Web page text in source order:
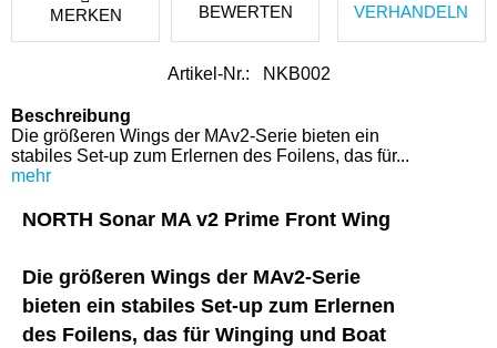
MERKEN BEWERTEN VERHANDELN
Artikel-Nr.: NKB002
Beschreibung
Die größeren Wings der MAv2-Serie bieten ein
stabiles Set-up zum Erlernen des Foilens, das für...
mehr
NORTH Sonar MA v2 Prime Front Wing
Die größeren Wings der MAv2-Serie
bieten ein stabiles Set-up zum Erlernen
des Foilens, das für Winging und Boat